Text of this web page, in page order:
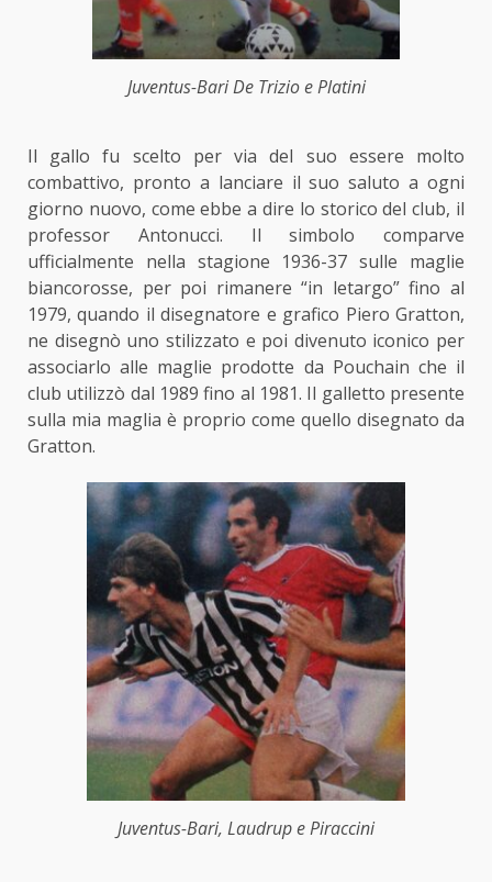
Juventus-Bari De Trizio e Platini
Il gallo fu scelto per via del suo essere molto
combattivo, pronto a lanciare il suo saluto a ogni
giorno nuovo, come ebbe a dire lo storico del club, il
professor Antonucci. Il simbolo comparve
ufficialmente nella stagione 1936-37 sulle maglie
biancorosse, per poi rimanere “in letargo” fino al
1979, quando il disegnatore e grafico Piero Gratton,
ne disegnò uno stilizzato e poi divenuto iconico per
associarlo alle maglie prodotte da Pouchain che il
club utilizzò dal 1989 fino al 1981. Il galletto presente
sulla mia maglia è proprio come quello disegnato da
Gratton.
Juventus-Bari, Laudrup e Piraccini